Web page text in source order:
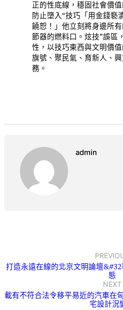
正的性底線，穩固社會價
防止墮入“技巧「用金錢褻
饒恕！」他立刻將身邊所
節器的燃料口。炫技”誤區
性，以技巧東西與文明價
旗號、聚民氣、育新人、
務。
admin
打造永遠在線的北京文明論壇&#32
態
NEXT
載有不符合法令移平易近的汽車在
宅設計況